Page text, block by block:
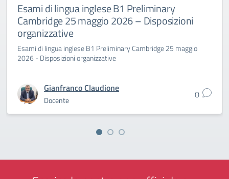
Esami di lingua inglese B1 Preliminary
Cambridge 25 maggio 2026 – Disposizioni
organizzative
Esami di lingua inglese B1 Preliminary Cambridge 25 maggio
2026 - Disposizioni organizzative
Gianfranco Claudione
Docente 0